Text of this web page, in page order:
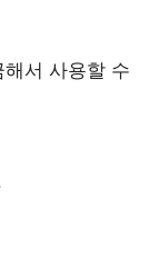
서 사용할 수